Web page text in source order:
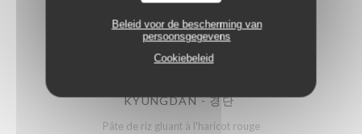
Beleid voor de bescherming van
persoonsgegevens
Cookiebeleid
DESSERTS - 후식
KYUNGDAN - 경단
Pâte de riz gluant à l'haricot rouge